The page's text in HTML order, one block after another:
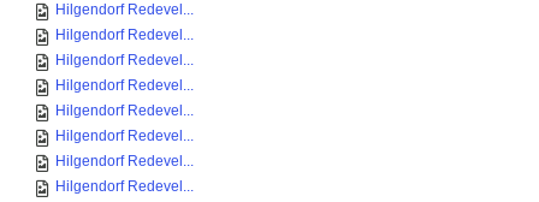
Hilgendorf Redevel...
Hilgendorf Redevel...
Hilgendorf Redevel...
Hilgendorf Redevel...
Hilgendorf Redevel...
Hilgendorf Redevel...
Hilgendorf Redevel...
Hilgendorf Redevel...